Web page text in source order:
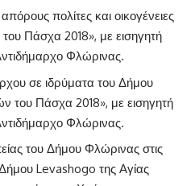
πολίτες και οικογένειες
Πάσχα 2018», με εισηγητή
Φλώρινας.
σε ιδρύματα του Δήμου
του Πάσχα 2018», με εισηγητή
Φλώρινας.
του Δήμου Φλώρινας στις
Levashogo της Αγίας